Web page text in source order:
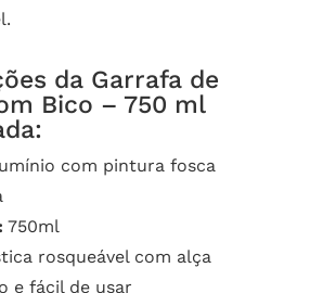
da Garrafa de
Bico – 750 ml
com pintura fosca
750ml
rosqueável com alça
e fácil de usar